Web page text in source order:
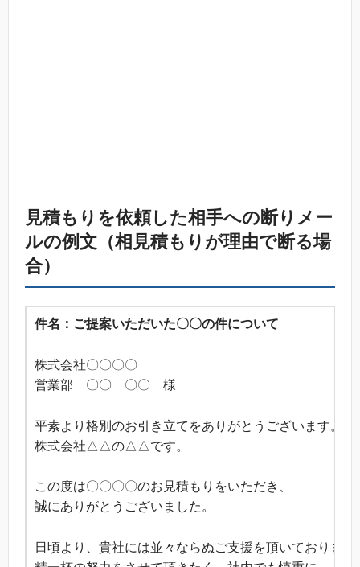
見積もりを依頼した相手への断りメー
ルの例文（相見積もりが理由で断る場
合）
件名：ご提案いただいた〇〇の件について
株式会社〇〇〇〇
営業部 〇〇 〇〇 様
平素より格別のお引き立てをありがとうございます。
株式会社△△の△△です。
この度は〇〇〇〇のお見積もりをいただき、
誠にありがとうございました。
日頃より、貴社には並々ならぬご支援を頂いております